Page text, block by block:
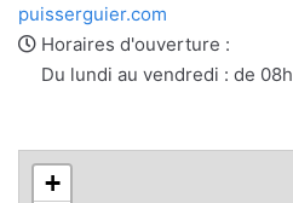
e-
mail
puisserguier.com
Horaires d'ouverture :
Du lundi au vendredi : de
+